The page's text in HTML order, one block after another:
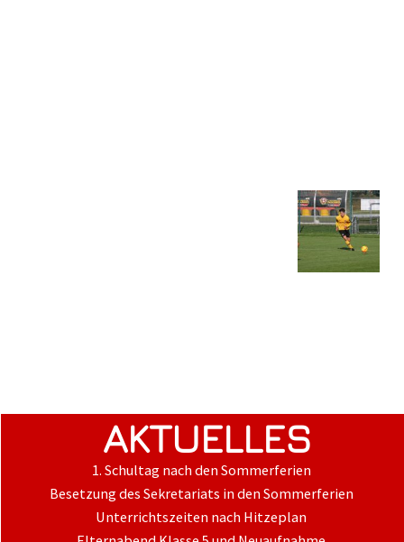
AKTUELLES
1. Schultag nach den Sommerferien
Besetzung des Sekretariats in den Sommerferien
Unterrichtszeiten nach Hitzeplan